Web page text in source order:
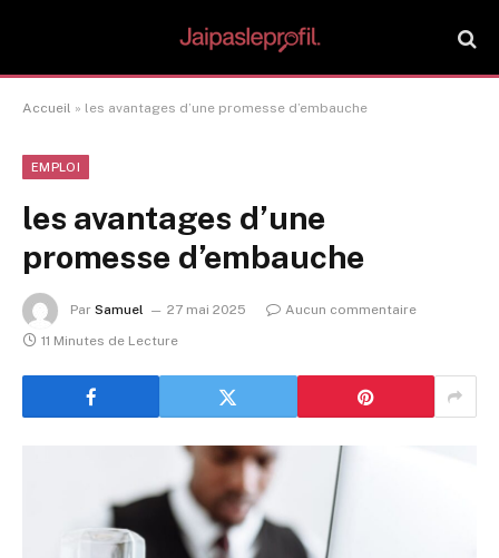
Accueil » les avantages d’une promesse d’embauche
EMPLOI
les avantages d’une
promesse d’embauche
Par Samuel 27 mai 2025
Aucun commentaire
11 Minutes de Lecture